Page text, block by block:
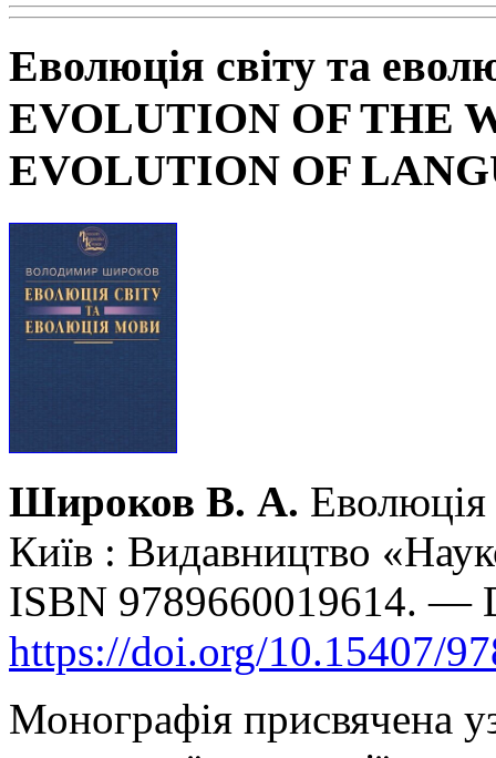
Еволюція світу та
EVOLUTION OF THE
EVOLUTION OF
Широков В. А.
Київ : Видавництво
ISBN 9789660019614. —
https://doi.org/10.15407/
Монографія присвячена